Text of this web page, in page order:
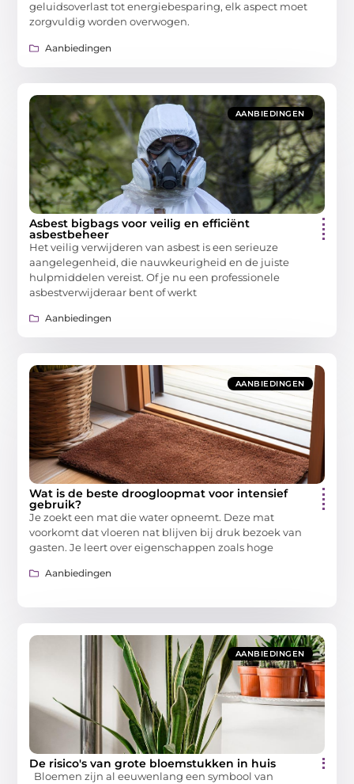
geluidsoverlast tot energiebesparing, elk aspect moet
zorgvuldig worden overwogen.
Aanbiedingen
AANBIEDINGEN
Asbest bigbags voor veilig en efficiënt
asbestbeheer
Het veilig verwijderen van asbest is een serieuze
aangelegenheid, die nauwkeurigheid en de juiste
hulpmiddelen vereist. Of je nu een professionele
asbestverwijderaar bent of werkt
Aanbiedingen
AANBIEDINGEN
Wat is de beste droogloopmat voor intensief
gebruik?
Je zoekt een mat die water opneemt. Deze mat
voorkomt dat vloeren nat blijven bij druk bezoek van
gasten. Je leert over eigenschappen zoals hoge
Aanbiedingen
AANBIEDINGEN
De risico's van grote bloemstukken in huis
Bloemen zijn al eeuwenlang een symbool van